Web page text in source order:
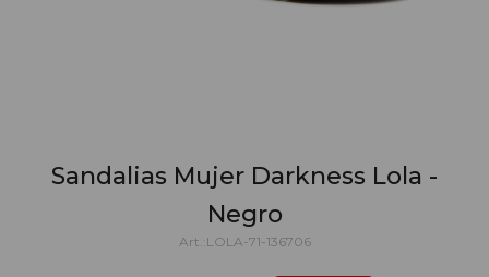
Sandalias Mujer Darkness Lola -
Negro
LOLA-71-136706